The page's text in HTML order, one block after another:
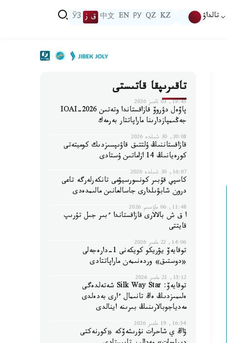
تالداۋ KZ
QZ
РУ
EN
中文 ق ز ЎЗ
تاقىرىپقا قاتىستى
19:45, 03 تامىز 2026
پاۆەل دۋروۆ قازاقستاندا وتەتىن IOAI-2026
جەڭىمپازدارىنا ماراپاتتار بەرمەك
20:08, 30 شىلدە 2026
قازاقستاننىڭ ۇلتتىق قاۋىپسىزدىك كوميتەتى
كورەيانىڭ 14 ازاماتىن ۇستادى
16:07, 30 شىلدە 2026
كاسپي قۇبىر كونسورسيۋمى تانكەرلەرگە تاعى
درون شابۋىلدارى جاسالعانىن مالىمدەدى
11:48, 06 ماۋسىم 2026
ا ق ش بالالارى قازاقستاندا ءبىر جىل تۇرىپ
قايتتى
14:06, 22 مامىر 2026
توقايەۆ يۋريكو كويكەنى 1-دارەجەلى
«دوستىق» وردەنىمەن ماراپاتتادى
15:12, 21 مامىر 2026
توقايەۆ: Silk Way Star شەتەلدەگى
ەلىمىزدىڭ ەڭ تانىمال ءارى بەدەلدى
مەدياجوبالارىنىڭ بىرىنە اينالدى
16:54, 19 مامىر 2026
ۋاڭ ي شاحرات نۇرىشەۆكە «كورنەكتى